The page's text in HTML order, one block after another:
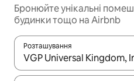
Бронюйте унікальні
будинки тощо на Airbnb
Розташування
Отримавши результати